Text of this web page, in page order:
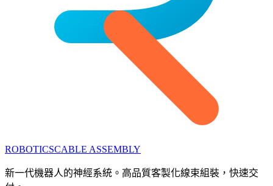
ROBOTICSCABLE ASSEMBLY
新一代機器人的神經系統。高品質客製化線束組裝，快速交